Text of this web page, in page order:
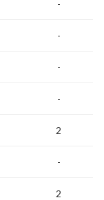
-
-
-
-
2
-
2